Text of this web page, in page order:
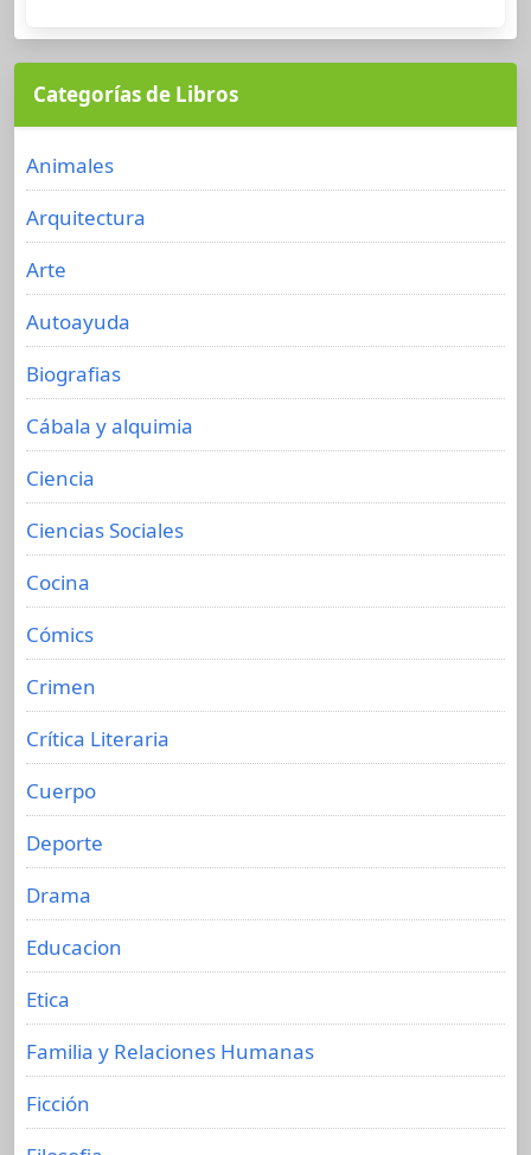
Categorías de Libros
Animales
Arquitectura
Arte
Autoayuda
Biografias
Cábala y alquimia
Ciencia
Ciencias Sociales
Cocina
Cómics
Crimen
Crítica Literaria
Cuerpo
Deporte
Drama
Educacion
Etica
Familia y Relaciones Humanas
Ficción